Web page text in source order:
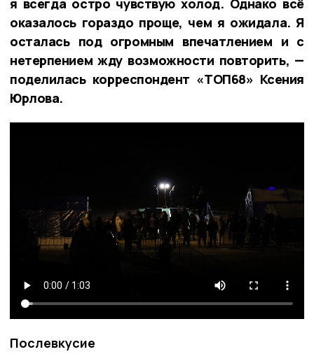
оказалось гораздо проще, чем я ожидала. Я
осталась под огромным впечатлением и с
нетерпением жду возможности повторить, —
поделилась корреспондент «ТОП68» Ксения
Юрлова.
Послевкусие